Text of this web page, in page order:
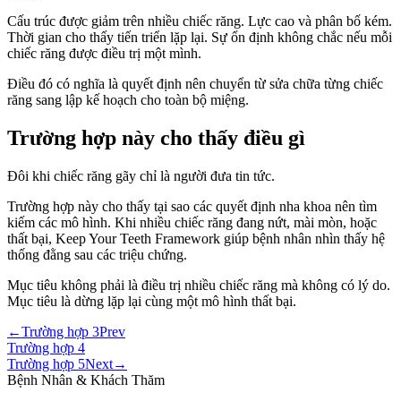
Cấu trúc được giảm trên nhiều chiếc răng. Lực cao và phân bố kém.
Thời gian cho thấy tiến triển lặp lại. Sự ổn định không chắc nếu mỗi
chiếc răng được điều trị một mình.
Điều đó có nghĩa là quyết định nên chuyển từ sửa chữa từng chiếc
răng sang lập kế hoạch cho toàn bộ miệng.
Trường hợp này cho thấy điều gì
Đôi khi chiếc răng gãy chỉ là người đưa tin tức.
Trường hợp này cho thấy tại sao các quyết định nha khoa nên tìm
kiếm các mô hình. Khi nhiều chiếc răng đang nứt, mài mòn, hoặc
thất bại, Keep Your Teeth Framework giúp bệnh nhân nhìn thấy hệ
thống đằng sau các triệu chứng.
Mục tiêu không phải là điều trị nhiều chiếc răng mà không có lý do.
Mục tiêu là dừng lặp lại cùng một mô hình thất bại.
←Trường hợp 3Prev
Trường hợp 4
Trường hợp 5Next→
Bệnh Nhân & Khách Thăm